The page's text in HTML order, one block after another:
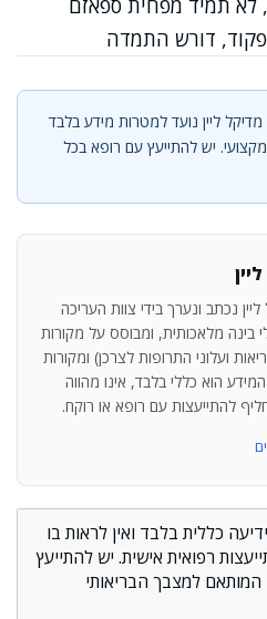
תמיד מפחית ספאזם
דורש התמדה
ליין נועד למטרות מידע בלבד
מקצועי. יש להתייעץ עם רופא בכל
נכתב ונערך בידי צוות העריכה
בינה מלאכותית, ומבוסס על מקורות
ועלוני התרופות לצרכן) ומקורות
הוא כללי בלבד, אינו מהווה
להתייעצות עם רופא או רוקח.
כללית בלבד ואין לראות בו
רפואית אישית. יש להתייעץ
המותאם למצבך הבריאותי